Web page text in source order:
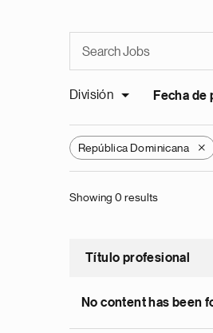
División Fecha de
República Dominicana X
Showing 0 results
Título profesional
No content has been